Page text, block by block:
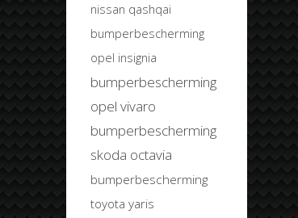
nissan qashqai
bumperbescherming
opel insignia
bumperbescherming
opel vivaro
bumperbescherming
skoda octavia
bumperbescherming
toyota yaris